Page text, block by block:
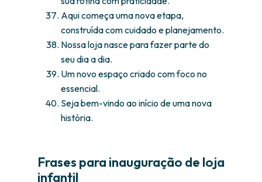
Aqui começa uma nova etapa,
construída com cuidado e planejamento.
Nossa loja nasce para fazer parte do
seu dia a dia.
Um novo espaço criado com foco no
essencial.
Seja bem-vindo ao início de uma nova
história.
Frases para inauguração de loja
infantil